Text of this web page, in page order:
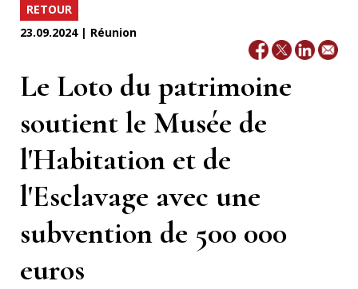
RETOUR
23.09.2024 | Réunion
Le Loto du patrimoine
soutient le Musée de
l'Habitation et de
l'Esclavage avec une
subvention de 500 000
euros